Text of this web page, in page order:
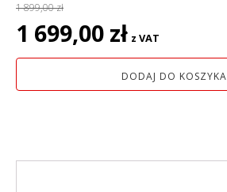
1 899,00zł
Pierwotna
cena
wynosiła:
1 699,00 zł cena
wynosi:
1
z VAT
DODAJ DO KOSZYKA